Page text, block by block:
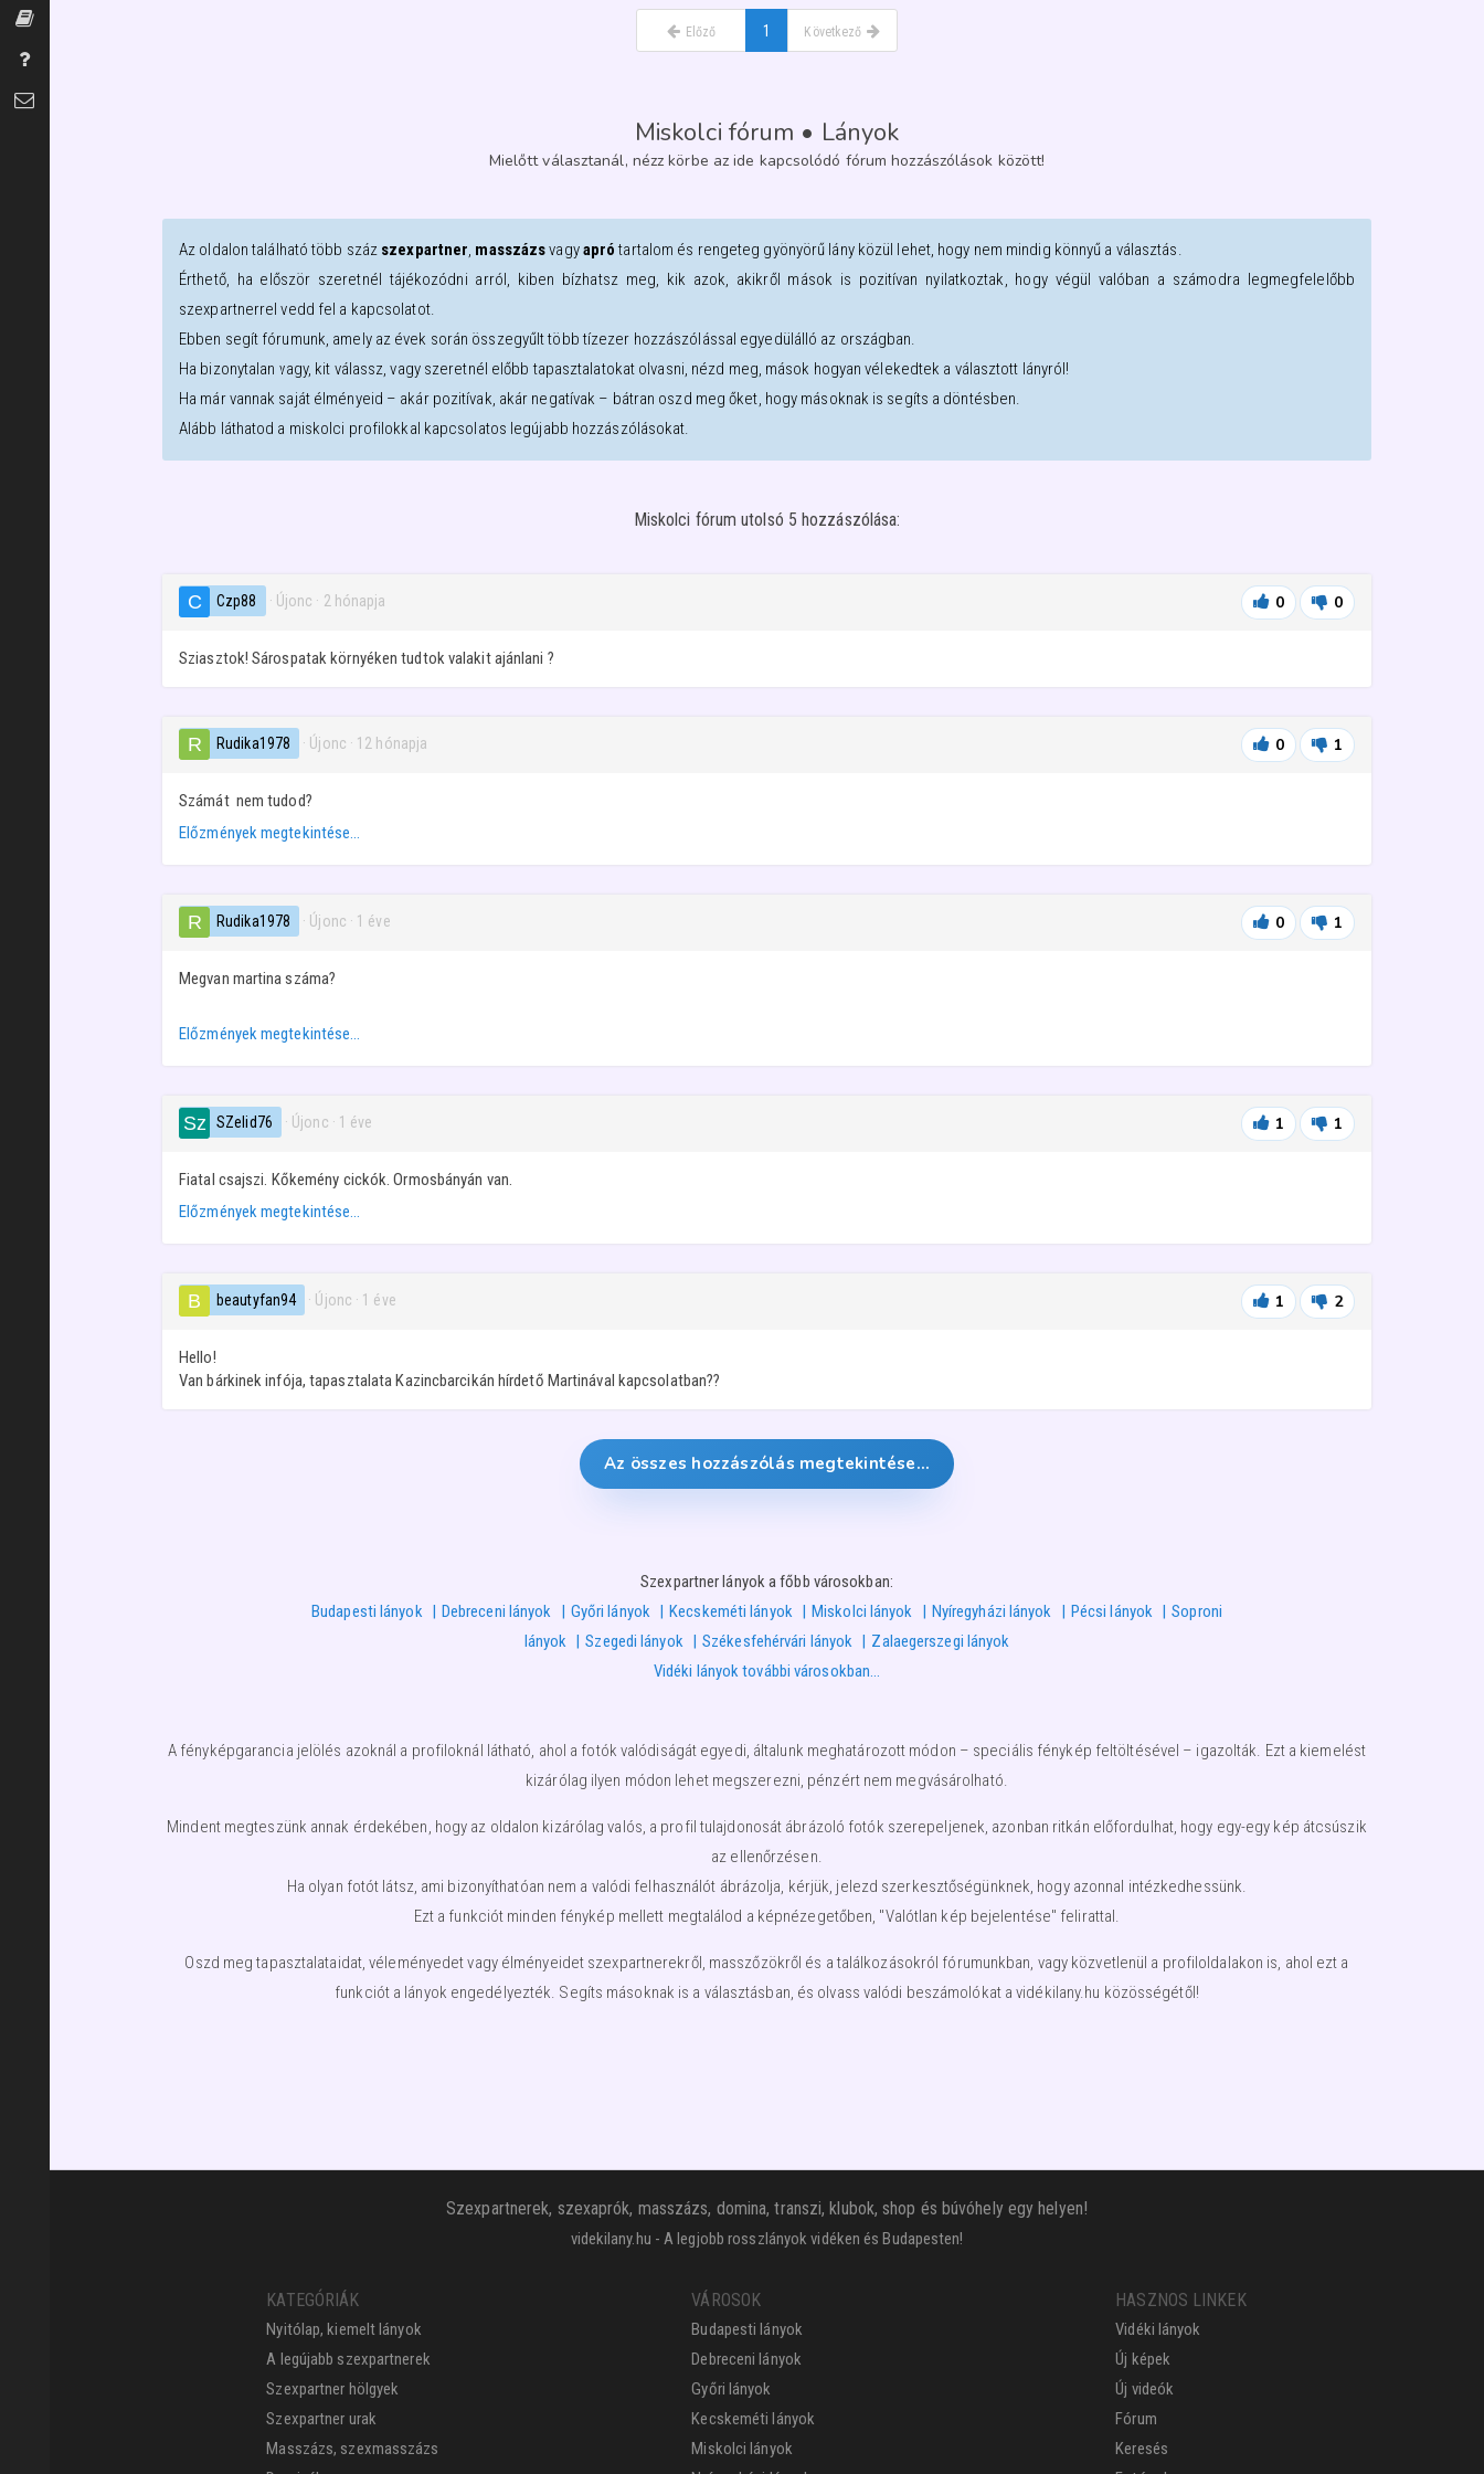
Előző 1 Következő
Miskolci fórum • Lányok
Mielőtt választanál, nézz körbe az ide kapcsolódó fórum hozzászólások között!
Az oldalon található több száz szexpartner, masszázsvagyapró tartalom és rengeteg gyönyörű lány közül lehet, hogy nem mindig könnyű a választás.
Érthető, ha először szeretnél tájékozódni arról, kiben bízhatsz meg, kik azok, akikről mások is pozitívan nyilatkoztak, hogy végül valóban a számodra legmegfelelőbb
szexpartnerrel vedd fel a kapcsolatot.
Ebben segít fórumunk, amely az évek során összegyűlt több tízezer hozzászólással egyedülálló az országban.
Ha bizonytalan vagy, kit válassz, vagy szeretnél előbb tapasztalatokat olvasni, nézd meg, mások hogyan vélekedtek a választott lányról!
Ha már vannak saját élményeid – akár pozitívak, akár negatívak – bátran oszd meg őket, hogy másoknak is segíts a döntésben.
Alább láthatod a miskolci profilokkal kapcsolatos legújabb hozzászólásokat.
Miskolci fórum utolsó 5 hozzászólása:
Czp88 · Újonc · 2 hónapja 0 0
Sziasztok! Sárospatak környéken tudtok valakit ajánlani ?
Rudika1978 · Újonc · 12 hónapja 0 1
Számát nem tudod?
Előzmények megtekintése…
Rudika1978 · Újonc · 1 éve 0 1
Megvan martina száma?
Előzmények megtekintése…
SZelid76 · Újonc · 1 éve 1 1
Fiatal csajszi. Kőkemény cickók. Ormosbányán van.
Előzmények megtekintése…
beautyfan94 · Újonc · 1 éve 1 2
Hello!
Van bárkinek infója, tapasztalata Kazincbarcikán hírdető Martinával kapcsolatban??
Az összes hozzászólás megtekintése…
Szexpartner lányok a főbb városokban:
Budapesti lányok
Debreceni lányok Győri lányok Kecskeméti lányok Miskolci lányok Nyíregyházi lányok Pécsi lányok
Soproni
lányok
Szegedi lányok Székesfehérvári lányok
Zalaegerszegi lányok
Vidéki lányok további városokban…
A fényképgarancia jelölés azoknál a profiloknál látható, ahol a fotók valódiságát egyedi, általunk meghatározott módon – speciális fénykép feltöltésével – igazolták. Ezt a kiemelést
kizárólag ilyen módon lehet megszerezni, pénzért nem megvásárolható.
Mindent megteszünk annak érdekében, hogy az oldalon kizárólag valós, a profil tulajdonosát ábrázoló fotók szerepeljenek, azonban ritkán előfordulhat, hogy egy-egy kép átcsúszik
az ellenőrzésen.
Ha olyan fotót látsz, ami bizonyíthatóan nem a valódi felhasználót ábrázolja, kérjük, jelezd szerkesztőségünknek, hogy azonnal intézkedhessünk.
Ezt a funkciót minden fénykép mellett megtalálod a képnézegetőben, "Valótlan kép bejelentése" felirattal.
Oszd meg tapasztalataidat, véleményedet vagy élményeidet szexpartnerekről, masszőzökről és a találkozásokról fórumunkban, vagy közvetlenül a profiloldalakon is, ahol ezt a
funkciót a lányok engedélyezték. Segíts másoknak is a választásban, és olvass valódi beszámolókat a vidékilany.hu közösségétől!
Szexpartnerek, szexaprók, masszázs, domina, transzi, klubok, shop és búvóhely egy helyen!
videkilany.hu - A legjobb rosszlányok vidéken és Budapesten!
KATEGÓRIÁK
Nyitólap, kiemelt lányok
A legújabb szexpartnerek
Szexpartner hölgyek
Szexpartner urak
Masszázs, szexmasszázs
VÁROSOK
Budapesti lányok
Debreceni lányok
Győri lányok
Kecskeméti lányok
Miskolci lányok
HASZNOS LINKEK
Vidéki lányok
Új képek
Új videók
Fórum
Keresés